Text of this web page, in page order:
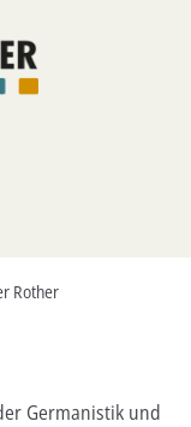
Rother
Germanistik und